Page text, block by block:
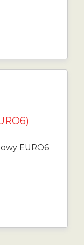
EURO6